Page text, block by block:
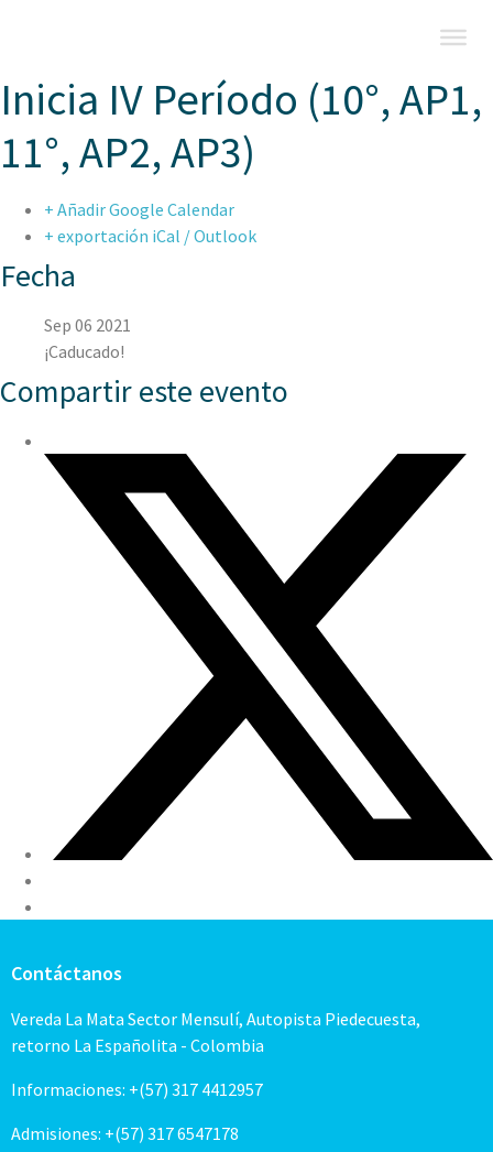
Inicia IV Período (10°, AP1,
11°, AP2, AP3)
+ Añadir Google Calendar
+ exportación iCal / Outlook
Fecha
Sep 06 2021
¡Caducado!
Compartir este evento
Contáctanos
Vereda La Mata Sector Mensulí, Autopista Piedecuesta,
retorno La Españolita - Colombia
Informaciones: +(57) 317 4412957
Admisiones: +(57) 317 6547178